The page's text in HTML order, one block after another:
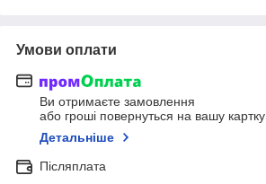
Умови оплати
Ви отримаєте замовлення
або гроші повернуться на вашу картку
Детальніше
Післяплата